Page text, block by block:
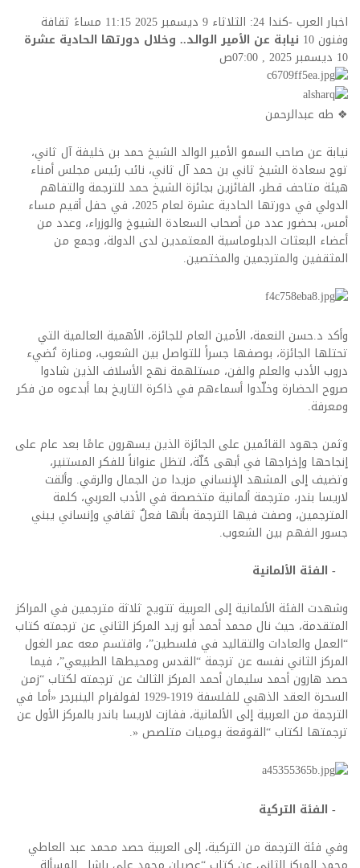
اخبار العرب -كندا 24: الثلاثاء 9 ديسمبر 2025 11:15 مساءً ثقافة
وفنون10 نيابة عن الأمير الوالد.. وخلال دورتها الحادية عشرة
10 ديسمبر 2025 , 07:00ص
❖ طه عبدالرحمن
نيابة عن صاحب السمو الأمير الوالد الشيخ حمد بن خليفة آل ثاني،
توج سعادة الشيخ ثاني بن حمد آل ثاني، نائب رئيس مجلس أمناء
هيئة متاحف قطر، الفائزين بجائزة الشيخ حمد للترجمة والتفاهم
الدولي في دورتها الحادية عشرة لعام 2025، في حفل أقيم مساء
أمس، بحضور عدد من أصحاب السعادة الشيوخ والوزراء، وعدد من
أعضاء البعثات الدبلوماسية المعتمدين لدى الدولة، وجمع من
المثقفين والمترجمين والمختصين.
وأكد د.حسن النعمة، الأمين العام للجائزة، الأهمية العالمية التي
تحتلها الجائزة، بوصفها جسراً للتواصل بين الشعوب، ومنارة تُضيء
دروب الأدب والعلم والفن، مستلهمة نهج الأسلاف الذين شادوا
صروح الحضارة وخلّدوا أسماءهم في ذاكرة التاريخ بما أبدعوه من فكر
ومعرفة.
وثمن جهود القائمين على الجائزة الذين يسهرون عامًا بعد عام على
إنجاحها وإخراجها في أبهى حُلّة، لتظل عنواناً للفكر المستنير،
وتضيف إلى المشهد الإنساني مزيدا من الجمال والرقي. وألقت
لاريسا بندر، مترجمة ألمانية متخصصة في الأدب العربي، كلمة
المترجمين، وصفت فيها الترجمة بأنها فعلٌ ثقافي وإنساني يبني
جسور الفهم بين الشعوب.
- الفئة الألمانية
وشهدت الفئة الألمانية إلى العربية تتويج ثلاثة مترجمين في المراكز
المتقدمة، حيث نال محمد أحمد أبو زيد المركز الثاني عن ترجمته كتاب
“العمل والعادات والتقاليد في فلسطين”، واقتسم معه عمر الغول
المركز الثاني نفسه عن ترجمة “القدس ومحيطها الطبيعي”، فيما
حصد هارون أحمد سليمان أحمد المركز الثالث عن ترجمته لكتاب “زمن
السحرة العقد الذهبي للفلسفة 1919-1929 لفولفرام الينبرجر «أما في
الترجمة من العربية إلى الألمانية، ففازت لاريسا باندر بالمركز الأول عن
ترجمتها لكتاب “القوقعة يوميات متلصص «.
- الفئة التركية
وفي فئة الترجمة من التركية، إلى العربية حصد محمد عبد العاطي